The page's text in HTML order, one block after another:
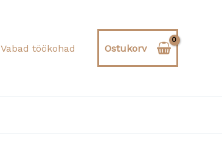
Vabad töökohad Ostukorv